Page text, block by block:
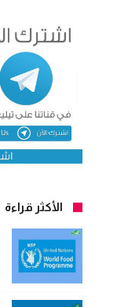
الأكثر قراءة